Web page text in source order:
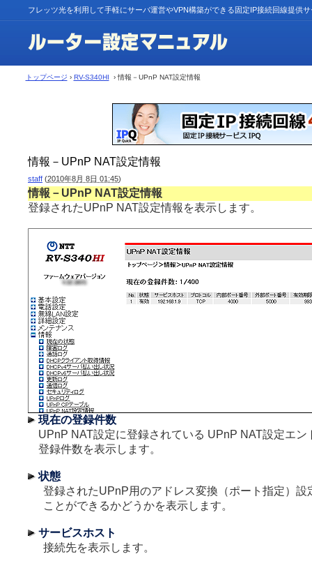
フレッツ光を利用して手軽にサーバ運営やVPN構築ができる固定IP接続回線提供
トップページ › RV-S340HI › 情報－UPnP NAT設定情報
情報－UPnP NAT設定情報
staff (2010年8月 8日 01:45)
情報－UPnP NAT設定情報
登録されたUPnP NAT設定情報を表示します。
現在の登録件数
UPnP NAT設定に登録されている UPnP NAT設定エン
登録件数を表示します。
状態
登録されたUPnP用のアドレス変換（ポート指定）設
ことができるかどうかを表示します。
サービスホスト
接続先を表示します。